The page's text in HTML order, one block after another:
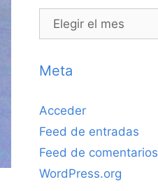
Archivos
Meta
Acceder
Feed de entradas
Feed de comentarios
WordPress.org